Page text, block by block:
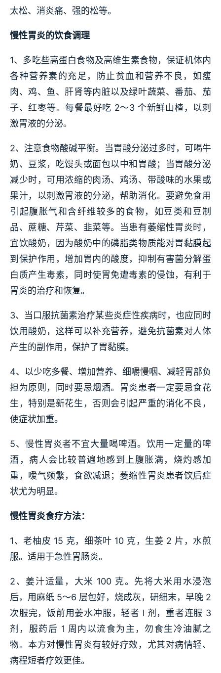
太松、消炎痛、强的松等。
慢性胃炎的饮食调理
1、多吃些高蛋白食物及高维生素食物，保证机体内
各种营养素的充足，防止贫血和营养不良，如瘦
肉、鸡、鱼、肝肾等内脏以及绿叶蔬菜、番茄、茄
子、红枣等。每餐最好吃 2～3 个新鲜山楂，以刺
激胃液的分泌。
2、注意食物酸碱平衡。当胃酸分泌过多时，可喝牛
奶、豆浆，吃馒头或面包以中和胃酸；当胃酸分泌
减少时，可用浓缩的肉汤、鸡汤、带酸味的水果或
果汁，以刺激胃液的分泌，帮助消化。要避免食用
引起腹胀气和含纤维较多的食物，如豆类和豆制
品、蔗糖、芹菜、韭菜等。当患有萎缩性胃炎时，
宜饮酸奶，因为酸奶中的磷脂类物质能对胃黏膜起
到保护作用，增加胃内的酸度，抑制有害菌分解蛋
白质产生毒素，同时使胃免遭毒素的侵蚀，有利于
胃炎的治疗和恢复。
3、当口服抗菌素治疗某些炎症性疾病时，也应同时
饮用酸奶，这样可以补充营养，避免抗菌素对人体
产生的副作用，保护了胃黏膜。
4、以少吃多餐、增加营养、细嚼慢咽、减轻胃部负
担为原则，同时要忌烟酒。胃炎患者一定要忌食花
生，特别是新花生，否则会引起严重的消化不良，
使症状加重。
5、慢性胃炎者不宜大量喝啤酒。饮用一定量的啤
酒，病人会比较普遍地感到上腹胀满，烧灼感加
重，嗳气频繁，食欲减退；萎缩性胃炎患者饮后症
状尤为明显。
慢性胃炎食疗方法：
1、老柚皮 15 克，细茶叶 10 克，生姜 2 片，水煎
服。适用于急性胃肠炎。
2、姜汁适量，大米 100 克。先将大米用水浸泡
后，用麻纸 5～6 层包好，烧成灰，研细末，早晚 2
次服完，饭前用姜水冲服，轻者 l 剂，重者连服 3
剂，服药后 1 周内以流食为主，勿食生冷油腻之
物。本方对慢性胃炎有较好疗效，尤其对病情轻、
病程短者疗效更佳。